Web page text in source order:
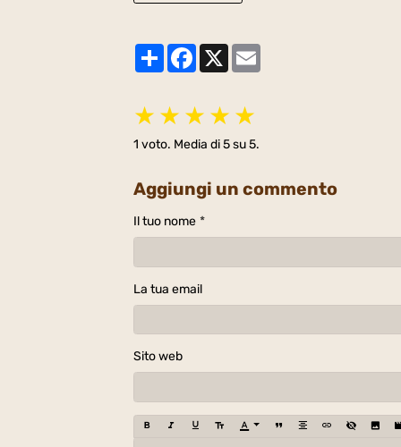
PartagerFacebook
X
★ ★ ★ ★ ★
1 voto. Media di5su 5.
Aggiungi un commento
Il tuo nome
La tua email
Sito web